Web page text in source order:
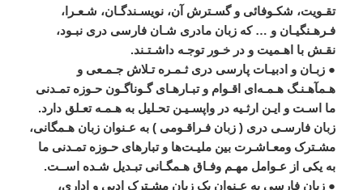
تقـويت، شکـوفائی و گسـترش آن، نويسـندگـان، شـعـرا،
فـرهـنگيـان و …که زبان مادری شـان فارسی دری نبـود،
نقـش با اهـميت و در خـور توجـه داشـتـند.
● زبـان و ادبيـات پارسی دری ثـمـره تـلاش جـمـعی و
هـمآهـنـگ هـمـه ای اقـوام و تبـارهـای گـوناگـون حـوزه تمـدنی
ما اسـت و ايـن ارثـيه در واپسـيـن تحـليل به هـمـه تعـلق دارد.
زبان فارسـی دری (زبان فـراقـومی )به عـنوان زبان هـمگانی،
مشـترک ومعـاشـرت بين مليـتها و تبارهای حـوزه تمـدنی ما
به يکی از عـوامل مهـم وفـاق هـمگـانی تبـديل شـده اســت.
● زبان فارسی به عـنوان يک زبان مشـترک ادبی و اداری،